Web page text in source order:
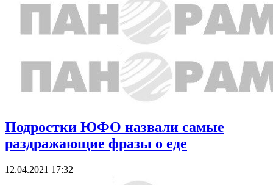
Подростки ЮФО назвали самые
раздражающие фразы о еде
12.04.2021 17:32